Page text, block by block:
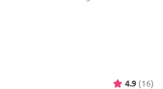
4.9 (16)